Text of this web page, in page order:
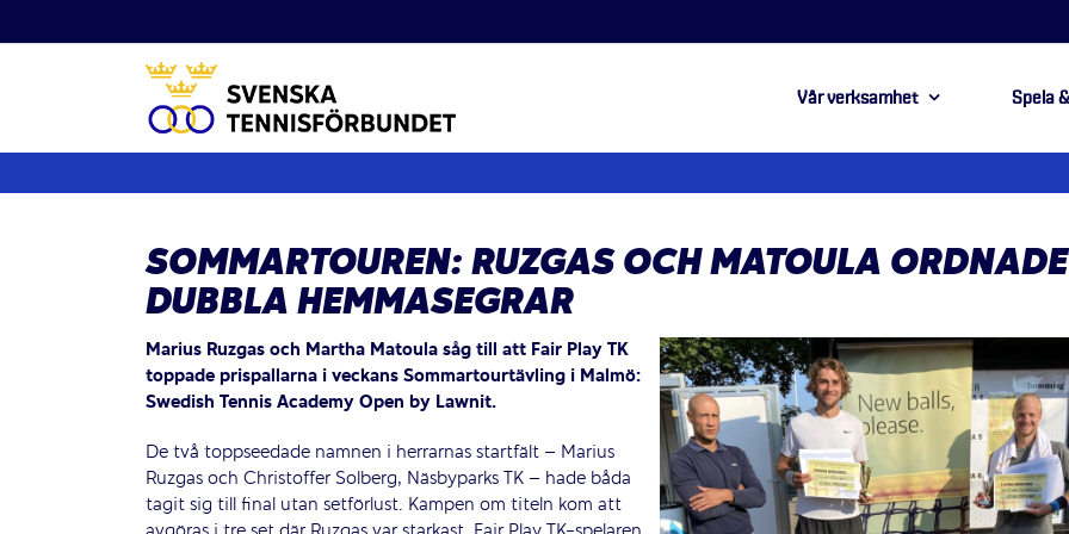
till
Vår verksamhet Spela
SOMMARTOUREN: RUZGAS OCH MATOULA ORDNADE
DUBBLA HEMMASEGRAR
Marius Ruzgas och Martha Matoula såg till att Fair Play TK
toppade prispallarna i veckans Sommartourtävling i Malmö:
Swedish Tennis Academy Open by Lawnit.
De två toppseedade namnen i herrarnas startfält – Marius
Ruzgas och Christoffer Solberg, Näsbyparks TK – hade båda
tagit sig till final utan setförlust. Kampen om titeln kom att